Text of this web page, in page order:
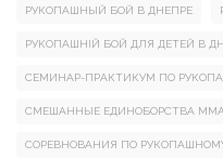
РУКОПАШНЫЙ БОЙ В ДНЕПРЕ
РУКОПАШНІЙ БОЙ ДЛЯ ДЕТЕЙ В
СЕМИНАР-ПРАКТИКУМ ПО
СМЕШАННЫЕ ЕДИНОБОРСТВА ММА
СОРЕВНОВАНИЯ ПО